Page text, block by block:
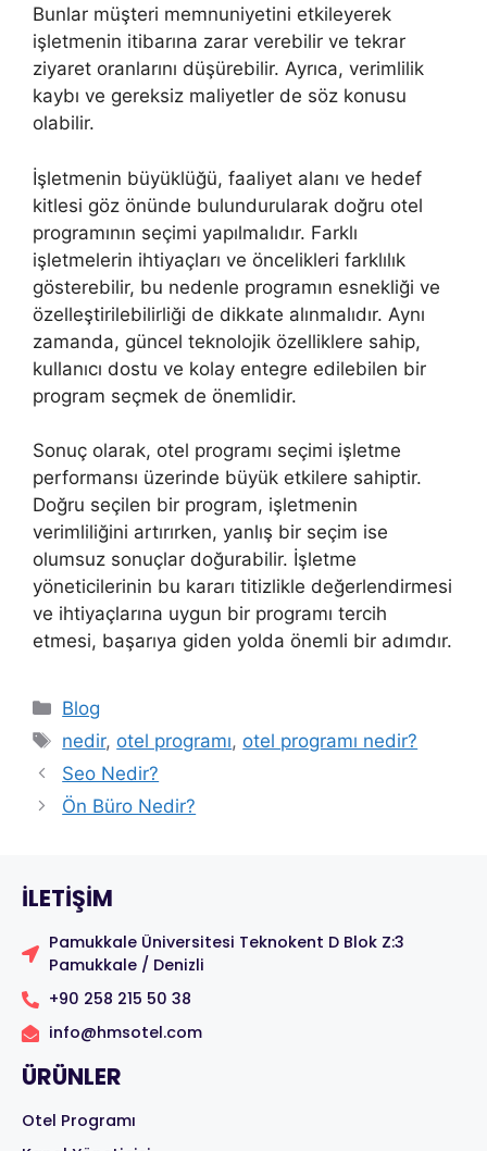
Bunlar müşteri memnuniyetini etkileyerek
işletmenin itibarına zarar verebilir ve tekrar
ziyaret oranlarını düşürebilir. Ayrıca, verimlilik
kaybı ve gereksiz maliyetler de söz konusu
olabilir.
İşletmenin büyüklüğü, faaliyet alanı ve hedef
kitlesi göz önünde bulundurularak doğru otel
programının seçimi yapılmalıdır. Farklı
işletmelerin ihtiyaçları ve öncelikleri farklılık
gösterebilir, bu nedenle programın esnekliği ve
özelleştirilebilirliği de dikkate alınmalıdır. Aynı
zamanda, güncel teknolojik özelliklere sahip,
kullanıcı dostu ve kolay entegre edilebilen bir
program seçmek de önemlidir.
Sonuç olarak, otel programı seçimi işletme
performansı üzerinde büyük etkilere sahiptir.
Doğru seçilen bir program, işletmenin
verimliliğini artırırken, yanlış bir seçim ise
olumsuz sonuçlar doğurabilir. İşletme
yöneticilerinin bu kararı titizlikle değerlendirmesi
ve ihtiyaçlarına uygun bir programı tercih
etmesi, başarıya giden yolda önemli bir adımdır.
Blog
nedir, otel programı, otel programı nedir?
Seo Nedir?
Ön Büro Nedir?
ILETIŞIM
Pamukkale Üniversitesi Teknokent D Blok Z:3
Pamukkale / Denizli
+90 258 215 50 38
info@hmsotel.com
ÜRÜNLER
Otel Programı